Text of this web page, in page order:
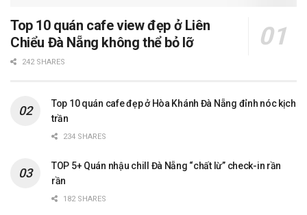
Top 10 quán cafe view đẹp ở Liên
Chiểu Đà Nẵng không thể bỏ lỡ
242 SHARES
Top 10 quán cafe đẹp ở Hòa Khánh Đà Nẵng đỉnh nóc kịch
trần
234 SHARES
TOP 5+ Quán nhậu chill Đà Nẵng “chất lừ” check-in rần
rần
182 SHARES